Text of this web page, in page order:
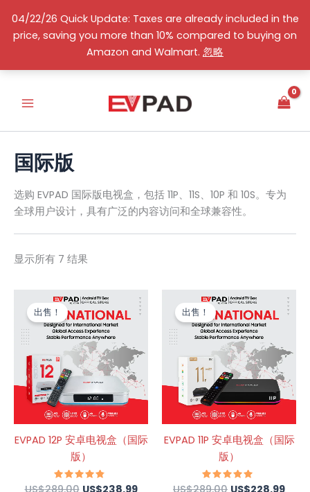
04/22/26 Quick Update: Taxes are already included in the
price, saving you more than 10% compared to buying on
Amazon and Walmart. 忽略
简体中文
选
一
类
国际版
选购 EVPAD 国际版电视盒，包括 11P、11S、10P 和 10S。专为
全球用户设计，具有广泛的内容访问和全球兼容性。
显示所有 7 结果
价
排
出售！
EVPAD 12P 安卓电视盒（国际
版）
评分
原
价
为：
US$289.00。
当
前
价
US$238.99。
出售！
EVPAD 11P 安卓电视盒（国际
版）
评分
原
价
为：
US$289.00。
当
前